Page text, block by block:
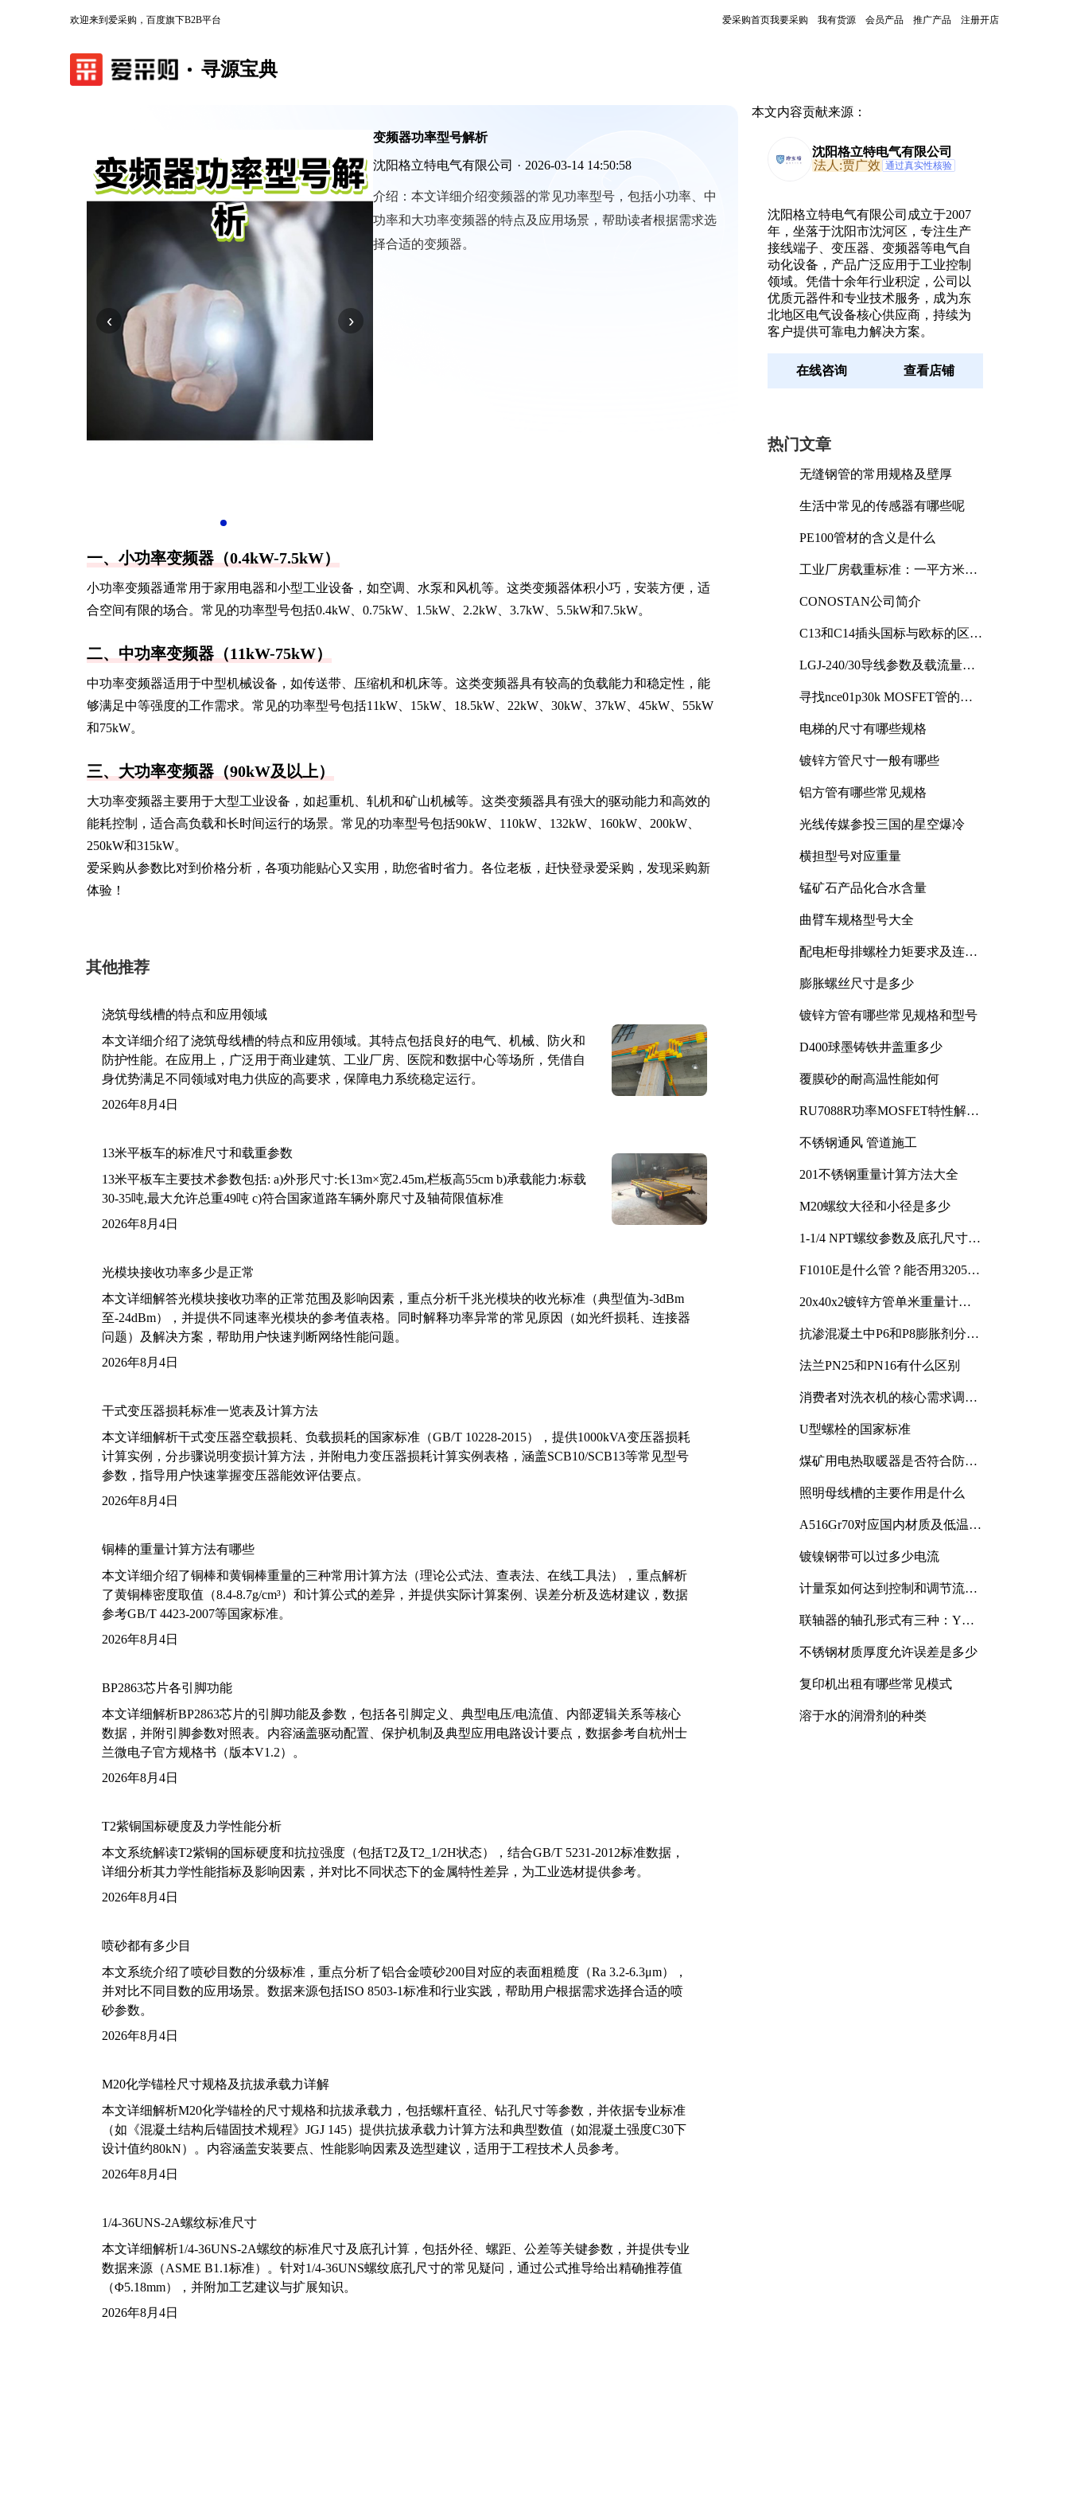
欢迎来到爱采购，百度旗下B2B平台 爱采购首页我要采购 我有货源 会员产品 推广产品 注册开店
寻源宝典
‹ ›
变频器功率型号解析
沈阳格立特电气有限公司 · 2026-03-14 14:50:58
介绍： 本文详细介绍变频器的常见功率型号，包括小功率、中
功率和大功率变频器的特点及应用场景，帮助读者根据需求选
择合适的变频器。
一、小功率变频器（0.4kW-7.5kW）
小功率变频器通常用于家用电器和小型工业设备，如空调、水泵和风机等。这类变频器体积小巧，安装方便，适
合空间有限的场合。常见的功率型号包括0.4kW、0.75kW、1.5kW、2.2kW、3.7kW、5.5kW和7.5kW。
二、中功率变频器（11kW-75kW）
中功率变频器适用于中型机械设备，如传送带、压缩机和机床等。这类变频器具有较高的负载能力和稳定性，能
够满足中等强度的工作需求。常见的功率型号包括11kW、15kW、18.5kW、22kW、30kW、37kW、45kW、55kW
和75kW。
三、大功率变频器（90kW及以上）
大功率变频器主要用于大型工业设备，如起重机、轧机和矿山机械等。这类变频器具有强大的驱动能力和高效的
能耗控制，适合高负载和长时间运行的场景。常见的功率型号包括90kW、110kW、132kW、160kW、200kW、
250kW和315kW。
爱采购从参数比对到价格分析，各项功能贴心又实用，助您省时省力。各位老板，赶快登录爱采购，发现采购新
体验！
其他推荐
浇筑母线槽的特点和应用领域
本文详细介绍了浇筑母线槽的特点和应用领域。其特点包括良好的电气、机械、防火和
防护性能。在应用上，广泛用于商业建筑、工业厂房、医院和数据中心等场所，凭借自
身优势满足不同领域对电力供应的高要求，保障电力系统稳定运行。
2026年8月4日
13米平板车的标准尺寸和载重参数
13米平板车主要技术参数包括: a)外形尺寸:长13m×宽2.45m,栏板高55cm b)承载能力:标载
30-35吨,最大允许总重49吨 c)符合国家道路车辆外廓尺寸及轴荷限值标准
2026年8月4日
光模块接收功率多少是正常
本文详细解答光模块接收功率的正常范围及影响因素，重点分析千兆光模块的收光标准（典型值为-3dBm
至-24dBm），并提供不同速率光模块的参考值表格。同时解释功率异常的常见原因（如光纤损耗、连接器
问题）及解决方案，帮助用户快速判断网络性能问题。
2026年8月4日
干式变压器损耗标准一览表及计算方法
本文详细解析干式变压器空载损耗、负载损耗的国家标准（GB/T 10228-2015），提供1000kVA变压器损耗
计算实例，分步骤说明变损计算方法，并附电力变压器损耗计算实例表格，涵盖SCB10/SCB13等常见型号
参数，指导用户快速掌握变压器能效评估要点。
2026年8月4日
铜棒的重量计算方法有哪些
本文详细介绍了铜棒和黄铜棒重量的三种常用计算方法（理论公式法、查表法、在线工具法），重点解析
了黄铜棒密度取值（8.4-8.7g/cm³）和计算公式的差异，并提供实际计算案例、误差分析及选材建议，数据
参考GB/T 4423-2007等国家标准。
2026年8月4日
BP2863芯片各引脚功能
本文详细解析BP2863芯片的引脚功能及参数，包括各引脚定义、典型电压/电流值、内部逻辑关系等核心
数据，并附引脚参数对照表。内容涵盖驱动配置、保护机制及典型应用电路设计要点，数据参考自杭州士
兰微电子官方规格书（版本V1.2）。
2026年8月4日
T2紫铜国标硬度及力学性能分析
本文系统解读T2紫铜的国标硬度和抗拉强度（包括T2及T2_1/2H状态），结合GB/T 5231-2012标准数据，
详细分析其力学性能指标及影响因素，并对比不同状态下的金属特性差异，为工业选材提供参考。
2026年8月4日
喷砂都有多少目
本文系统介绍了喷砂目数的分级标准，重点分析了铝合金喷砂200目对应的表面粗糙度（Ra 3.2-6.3μm），
并对比不同目数的应用场景。数据来源包括ISO 8503-1标准和行业实践，帮助用户根据需求选择合适的喷
砂参数。
2026年8月4日
M20化学锚栓尺寸规格及抗拔承载力详解
本文详细解析M20化学锚栓的尺寸规格和抗拔承载力，包括螺杆直径、钻孔尺寸等参数，并依据专业标准
（如《混凝土结构后锚固技术规程》JGJ 145）提供抗拔承载力计算方法和典型数值（如混凝土强度C30下
设计值约80kN）。内容涵盖安装要点、性能影响因素及选型建议，适用于工程技术人员参考。
2026年8月4日
1/4-36UNS-2A螺纹标准尺寸
本文详细解析1/4-36UNS-2A螺纹的标准尺寸及底孔计算，包括外径、螺距、公差等关键参数，并提供专业
数据来源（ASME B1.1标准）。针对1/4-36UNS螺纹底孔尺寸的常见疑问，通过公式推导给出精确推荐值
（Φ5.18mm），并附加工艺建议与扩展知识。
2026年8月4日
本文内容贡献来源：
沈阳格立特电气有限公司
法人:贾广效 通过真实性核验
沈阳格立特电气有限公司成立于2007
年，坐落于沈阳市沈河区，专注生产
接线端子、变压器、变频器等电气自
动化设备，产品广泛应用于工业控制
领域。凭借十余年行业积淀，公司以
优质元器件和专业技术服务，成为东
北地区电气设备核心供应商，持续为
客户提供可靠电力解决方案。
在线咨询 查看店铺
热门文章
无缝钢管的常用规格及壁厚
生活中常见的传感器有哪些呢
PE100管材的含义是什么
工业厂房载重标准：一平方米能
CONOSTAN公司简介
C13和C14插头国标与欧标的区别
LGJ-240/30导线参数及载流量解
寻找nce01p30k MOSFET管的合
电梯的尺寸有哪些规格
镀锌方管尺寸一般有哪些
铝方管有哪些常见规格
光线传媒参投三国的星空爆冷
横担型号对应重量
锰矿石产品化合水含量
曲臂车规格型号大全
配电柜母排螺栓力矩要求及连接
膨胀螺丝尺寸是多少
镀锌方管有哪些常见规格和型号
D400球墨铸铁井盖重多少
覆膜砂的耐高温性能如何
RU7088R功率MOSFET特性解析
不锈钢通风 管道施工
201不锈钢重量计算方法大全
M20螺纹大径和小径是多少
1-1/4 NPT螺纹参数及底孔尺寸详
F1010E是什么管？能否用3205或
20x40x2镀锌方管单米重量计算
抗渗混凝土中P6和P8膨胀剂分别
法兰PN25和PN16有什么区别
消费者对洗衣机的核心需求调研
U型螺栓的国家标准
煤矿用电热取暖器是否符合防爆
照明母线槽的主要作用是什么
A516Gr70对应国内材质及低温冲
镀镍钢带可以过多少电流
计量泵如何达到控制和调节流量
联轴器的轴孔形式有三种：Y
不锈钢材质厚度允许误差是多少
复印机出租有哪些常见模式
溶于水的润滑剂的种类